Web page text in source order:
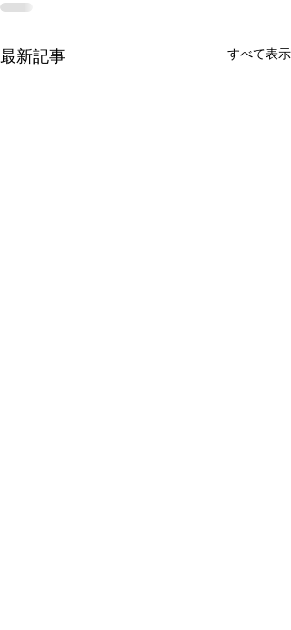
最新記事 すべて表示